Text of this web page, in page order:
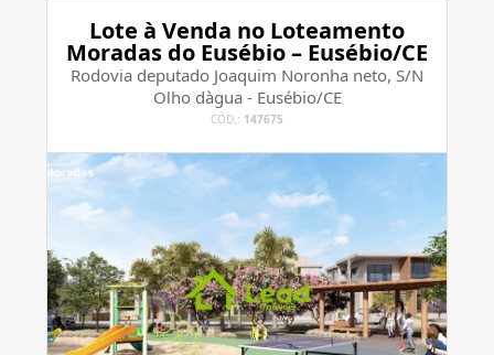
Lote à Venda no Loteamento
Moradas do Eusébio – Eusébio/CE
Rodovia deputado Joaquim Noronha neto, S/N
Olho dàgua - Eusébio/CE
CÓD.: 147675